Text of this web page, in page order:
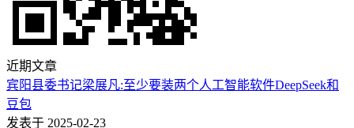
近期文章
宾阳县委书记梁展凡:至少要装两个人工智能软件DeepSeek和
豆包
发表于 2025-02-23